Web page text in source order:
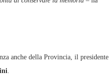
anche della Provincia, il presidente